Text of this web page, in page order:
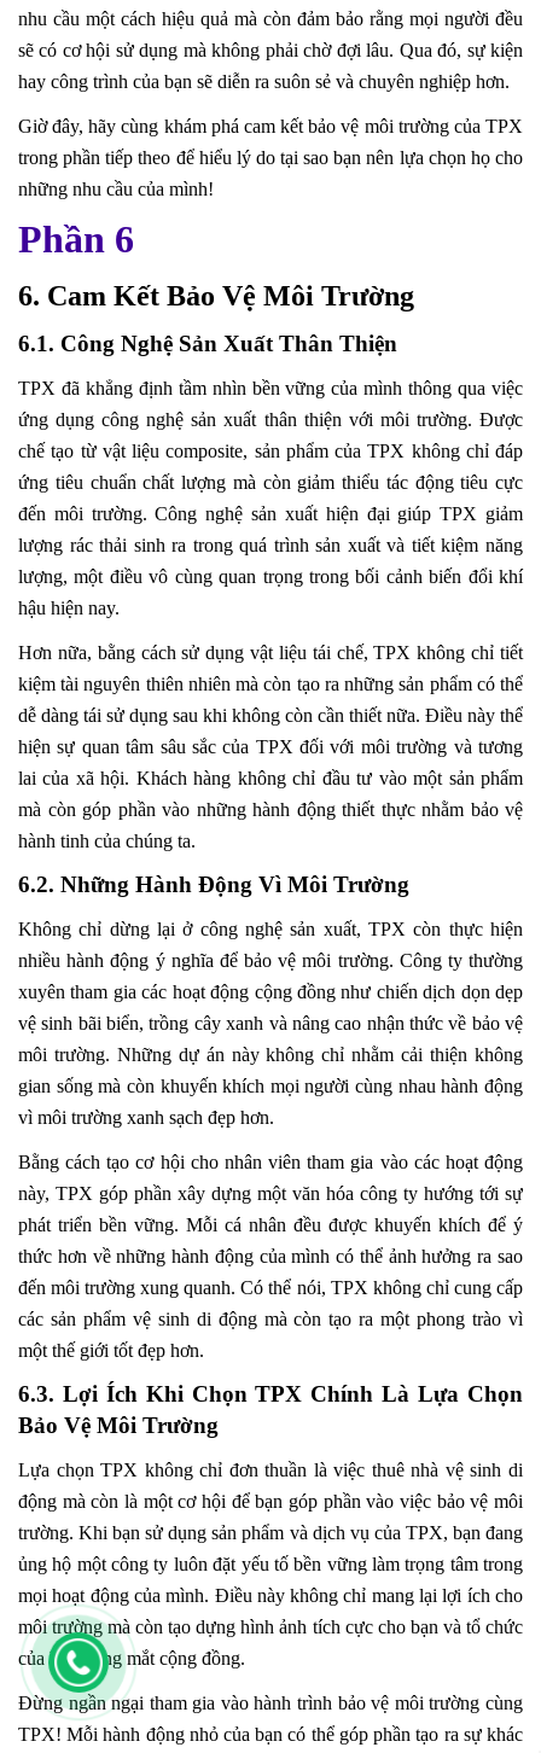
nhu cầu một cách hiệu quả mà còn đảm bảo rằng mọi người đều
sẽ có cơ hội sử dụng mà không phải chờ đợi lâu. Qua đó, sự kiện
hay công trình của bạn sẽ diễn ra suôn sẻ và chuyên nghiệp hơn.
Giờ đây, hãy cùng khám phá cam kết bảo vệ môi trường của TPX
trong phần tiếp theo để hiểu lý do tại sao bạn nên lựa chọn họ cho
những nhu cầu của mình!
Phần 6
6. Cam Kết Bảo Vệ Môi Trường
6.1. Công Nghệ Sản Xuất Thân Thiện
TPX đã khẳng định tầm nhìn bền vững của mình thông qua việc
ứng dụng công nghệ sản xuất thân thiện với môi trường. Được
chế tạo từ vật liệu composite, sản phẩm của TPX không chỉ đáp
ứng tiêu chuẩn chất lượng mà còn giảm thiểu tác động tiêu cực
đến môi trường. Công nghệ sản xuất hiện đại giúp TPX giảm
lượng rác thải sinh ra trong quá trình sản xuất và tiết kiệm năng
lượng, một điều vô cùng quan trọng trong bối cảnh biến đổi khí
hậu hiện nay.
Hơn nữa, bằng cách sử dụng vật liệu tái chế, TPX không chỉ tiết
kiệm tài nguyên thiên nhiên mà còn tạo ra những sản phẩm có thể
dễ dàng tái sử dụng sau khi không còn cần thiết nữa. Điều này thể
hiện sự quan tâm sâu sắc của TPX đối với môi trường và tương
lai của xã hội. Khách hàng không chỉ đầu tư vào một sản phẩm
mà còn góp phần vào những hành động thiết thực nhằm bảo vệ
hành tinh của chúng ta.
6.2. Những Hành Động Vì Môi Trường
Không chỉ dừng lại ở công nghệ sản xuất, TPX còn thực hiện
nhiều hành động ý nghĩa để bảo vệ môi trường. Công ty thường
xuyên tham gia các hoạt động cộng đồng như chiến dịch dọn dẹp
vệ sinh bãi biển, trồng cây xanh và nâng cao nhận thức về bảo vệ
môi trường. Những dự án này không chỉ nhằm cải thiện không
gian sống mà còn khuyến khích mọi người cùng nhau hành động
vì môi trường xanh sạch đẹp hơn.
Bằng cách tạo cơ hội cho nhân viên tham gia vào các hoạt động
này, TPX góp phần xây dựng một văn hóa công ty hướng tới sự
phát triển bền vững. Mỗi cá nhân đều được khuyến khích để ý
thức hơn về những hành động của mình có thể ảnh hưởng ra sao
đến môi trường xung quanh. Có thể nói, TPX không chỉ cung cấp
các sản phẩm vệ sinh di động mà còn tạo ra một phong trào vì
một thế giới tốt đẹp hơn.
6.3. Lợi Ích Khi Chọn TPX Chính Là Lựa Chọn
Bảo Vệ Môi Trường
Lựa chọn TPX không chỉ đơn thuần là việc thuê nhà vệ sinh di
động mà còn là một cơ hội để bạn góp phần vào việc bảo vệ môi
trường. Khi bạn sử dụng sản phẩm và dịch vụ của TPX, bạn đang
ủng hộ một công ty luôn đặt yếu tố bền vững làm trọng tâm trong
mọi hoạt động của mình. Điều này không chỉ mang lại lợi ích cho
môi trường mà còn tạo dựng hình ảnh tích cực cho bạn và tổ chức
của bạn trong mắt cộng đồng.
Đừng ngần ngại tham gia vào hành trình bảo vệ môi trường cùng
TPX! Mỗi hành động nhỏ của bạn có thể góp phần tạo ra sự khác